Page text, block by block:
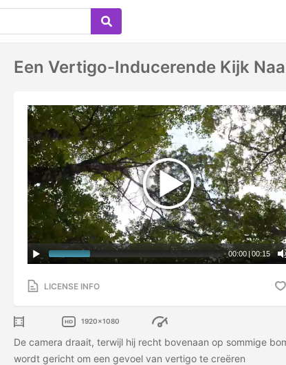
Een Vertigo-Inducerende Kijk
00:00 | 00:15
LICENSE INFO
1920x1080
De camera draait, terwijl hij recht bovenaan op sommige
wordt gericht om een ​​gevoel van vertigo te creëren